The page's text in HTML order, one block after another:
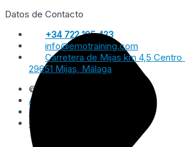
Datos de Contacto
+34 722 165 423
info@emotraining.com
Carretera de Mijas km 4,5 Centro
29651 Mijas, Málaga
© 2026 Emotraining
Aviso Legal y Privacidad
Cookies
Cinpy Marketing Online